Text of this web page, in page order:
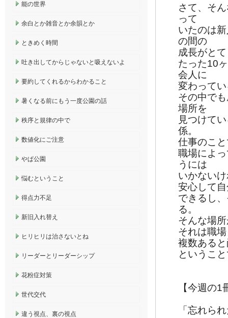
さて、そ
って
いたのは
の間の
成長がと
たった10
会人に
変わって
その中で
場所を
見つけて
係。
仕事のこ
職場によ
うには
いかない
安心して
できるし
る。
そんな場
それは職
複数ある
というこ
【今週の1
「忘れら
能の世界
余白とか雑音とか余韻とか
ときめく時間
吐き出してからじゃないと吸えないよ
要約してくれるからわかること
暑くなる前にもう一度公園の話
秩序と規律の中で
数値化にご注意
やぱ公園
悩むということ
得点力不足
新旧入れ替え
ヒリヒリは治さないとね
リーダーとリーダーシップ
花粉症対策
世代交代
違う視点、裏の視点